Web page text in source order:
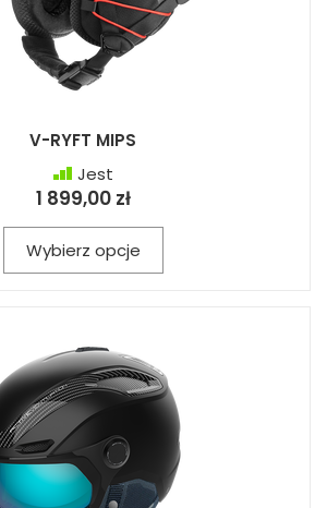
V-RYFT MIPS
Jest
1 899,00 zł
Wybierz opcje